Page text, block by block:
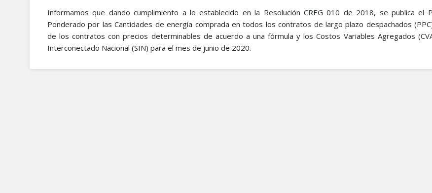
Informamos que dando cumplimiento a lo establecido en la Resolución CREG 010 de 2018, se publica el
Ponderado por las Cantidades de energía comprada en todos los contratos de largo plazo despachados
de los contratos con precios determinables de acuerdo a una fórmula y los Costos Variables Agregados
Interconectado Nacional (SIN) para el mes de junio de 2020.